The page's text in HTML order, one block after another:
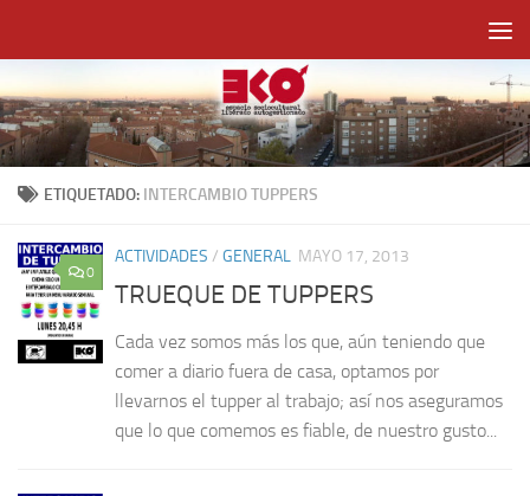
ETIQUETADO: INTERCAMBIO TUPPERS
0
ACTIVIDADES / GENERAL MAYO 17, 2013
TRUEQUE DE TUPPERS
Cada vez somos más los que, aún teniendo que
comer a diario fuera de casa, optamos por
llevarnos el tupper al trabajo; así nos aseguramos
que lo que comemos es fiable, de nuestro gusto...